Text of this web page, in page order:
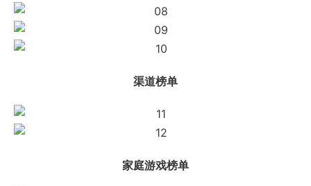
渠道榜单
家庭游戏榜单